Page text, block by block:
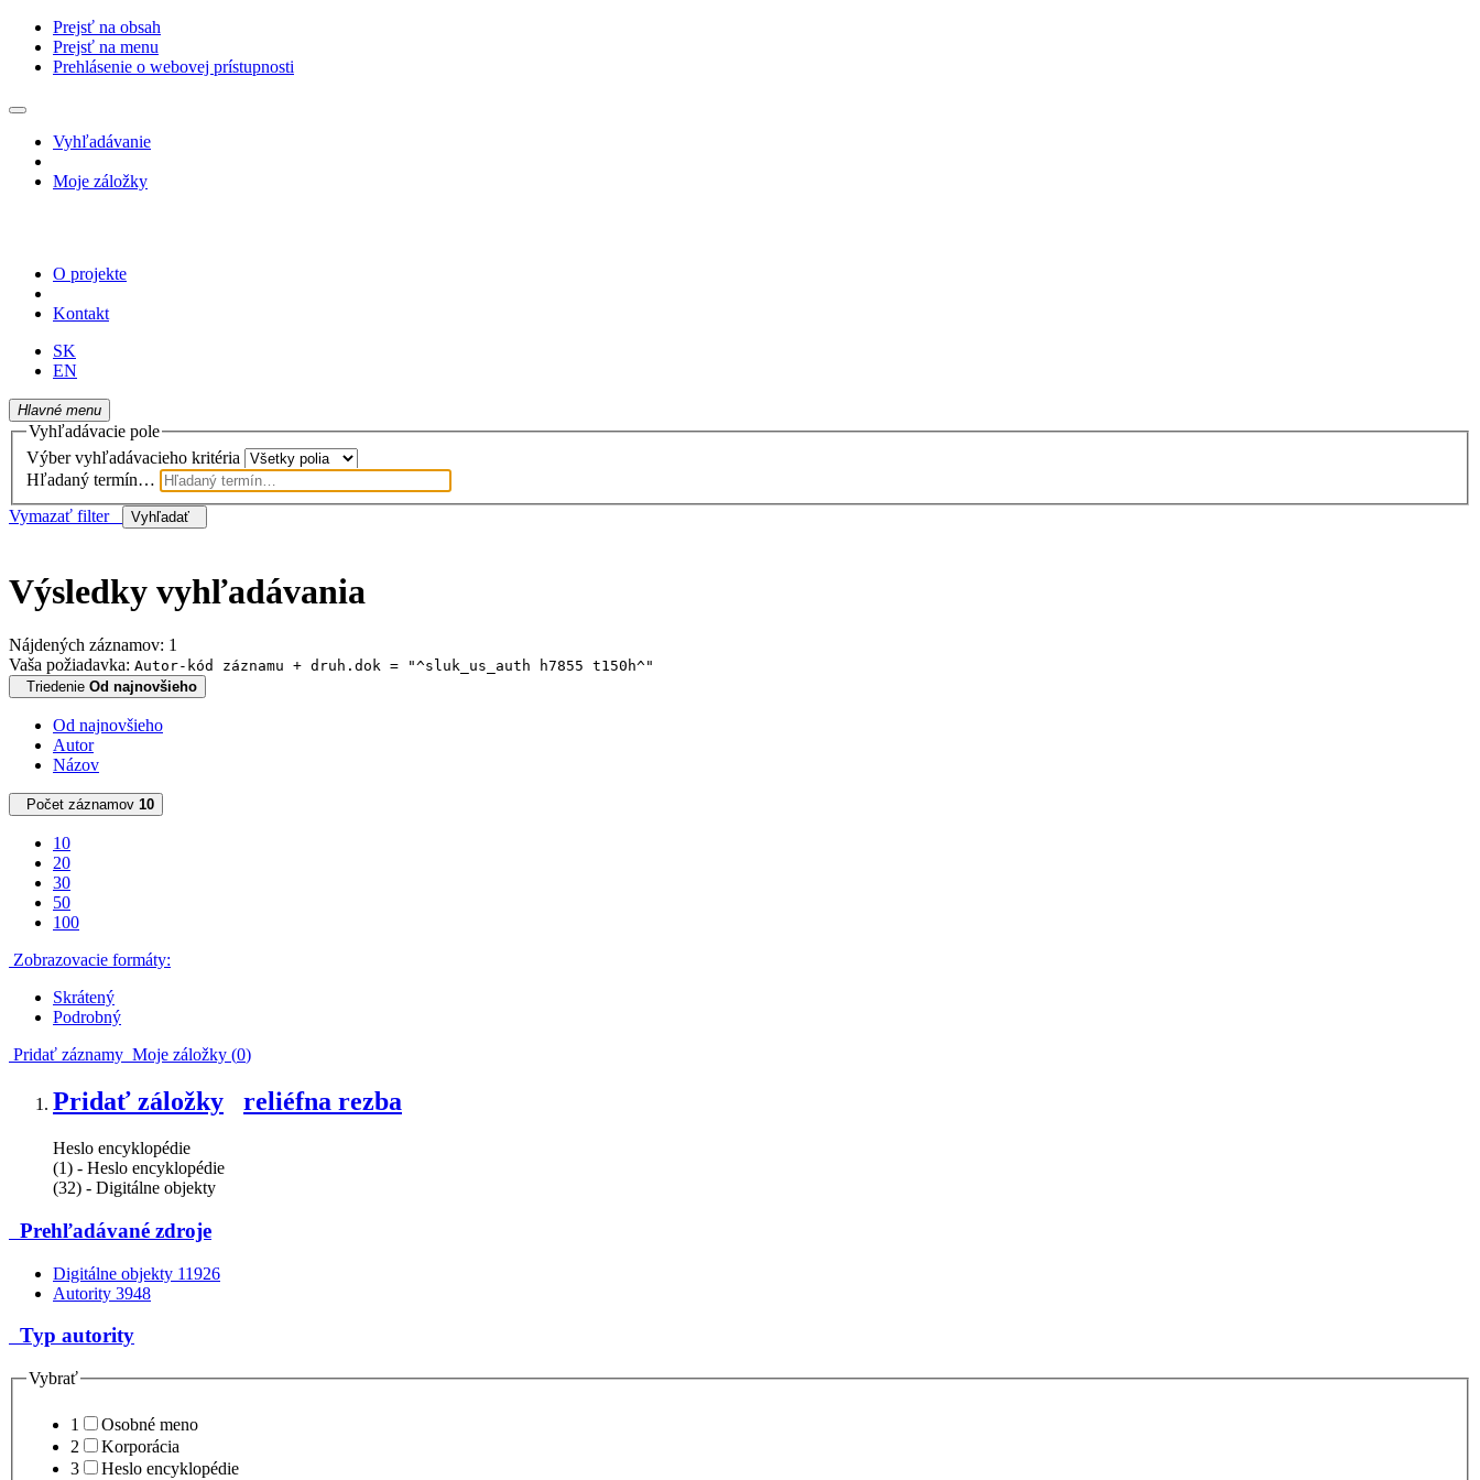
Prejsť na obsah
Prejsť na menu
Prehlásenie o webovej prístupnosti
Vyhľadávanie
Moje záložky
O projekte
Kontakt
SK
EN
Hlavné menu
Vyhľadávacie pole
Výber vyhľadávacieho kritéria
Hľadaný termín…
Vymazať filter
Vyhľadať
Výsledky vyhľadávania
Nájdených záznamov: 1
Vaša požiadavka: Autor-kód záznamu + druh.dok = "^sluk_us_auth h7855 t150h^"
Triedenie Od najnovšieho
Od najnovšieho
Autor
Názov
Počet záznamov 10
10
20
30
50
100
Zobrazovacie formáty:
Skrátený
Podrobný
Pridať záznamy Moje záložky (0)
Pridať záložky reliéfna rezba
Heslo encyklopédie
(1) - Heslo encyklopédie
(32) - Digitálne objekty
Prehľadávané zdroje
Digitálne objekty 11926
Autority 3948
Typ autority
Vybrať
1
Osobné meno
2
Korporácia
3
Heslo encyklopédie